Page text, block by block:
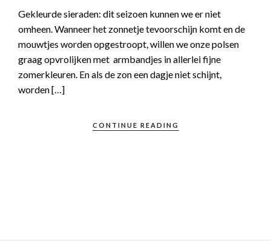
Gekleurde sieraden: dit seizoen kunnen we er niet
omheen. Wanneer het zonnetje tevoorschijn komt en de
mouwtjes worden opgestroopt, willen we onze polsen
graag opvrolijken met armbandjes in allerlei fijne
zomerkleuren. En als de zon een dagje niet schijnt,
worden […]
CONTINUE READING